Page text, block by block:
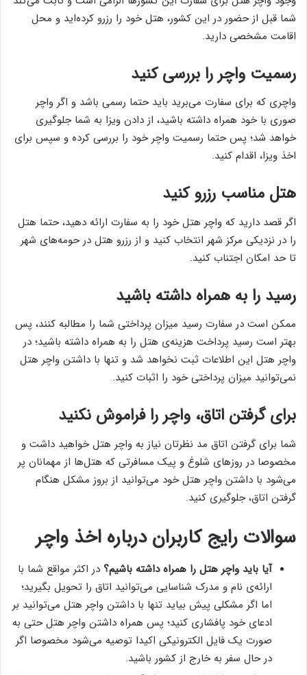
وجود واچر هتل برای سفارت این کشورها الزامی‌ است و ثابت می‌کند
شما قبل از حضور در این کشور، هتل خود را رزرو کرده‌اید و محل
اقامت مشخصی دارید.
رسمیت واچر را بررسی کنید
واچری که برای سفارت می‌برید باید حتما رسمی باشد و اگر واچر
صوری با خود همراه داشته باشید، از دادن ویزا به شما جلوگیری
خواهد شد؛ پس حتما رسمیت واچر خود را بررسی کرده و سپس برای
اخذ ویزا، اقدام کنید.
هتل مناسب رزرو کنید
اگر قصد دارید که واچر هتل خود را به سفارت ارائه دهید، حتما هتل
را در نزدیکی مرکز شهر انتخاب کنید و از رزرو هتل در حومه‌های شهر
تا حد امکان اجتناب کنید.
رسید را به همراه داشته باشید
ممکن است در سفارت رسید میزان پرداختی شما را مطالبه کنند، پس
بهتر است رسید پرداخت هزینه‌ی هتل را به همراه داشته باشید؛ در
واچر هتل این اطلاعات ثبت نخواهد شد و تنها با داشتن واچر هتل
نمی‌توانید میزان پرداختی خود را اثبات کنید.
برای گرفتن اتاق، واچر را فراموش نکنید
شما برای گرفتن اتاق مد نظرتان نیاز به واچر هتل خواهید داشت و
مخصوصا در روزهای شلوغ و پیک مسافرتی که هتل‌ها از مهمانان پر
می‌شود با داشتن واچر هتل خود می‌توانید از بروز مشکل هنگام
گرفتن اتاق، جلوگیری کنید.
سوالات رایج کاربران درباره اخذ واچر
آیا باید واچر هتل را همراه داشته باشیم؟ در اکثر مواقع شما با
ارائه‌ی نام و مدرک شناسایی می‌توانید اتاق را تحویل بگیرید؛
اما اگر مشکلی پیش بیاید تنها با داشتن واچر هتل می‌توانید بر
ادعای خود پافشاری کنید؛ پس همراه داشتن واچر هتل حتی به
صورت یک فایل الکترونیکی اکیدا توصیه می‌شود مخصوصا اگر
در حال سفر به خارج از کشور باشید.